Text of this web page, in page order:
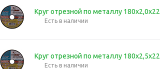
Круг отрезной по металлу 180х2,0х22
Есть в наличии
Круг отрезной по металлу 180х2,5х22
Есть в наличии